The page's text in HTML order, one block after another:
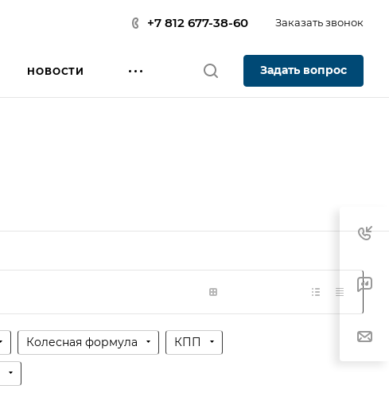
+7 812 677-38-60 Заказать звонок
НОВОСТИ Задать вопрос
Колесная формула КПП